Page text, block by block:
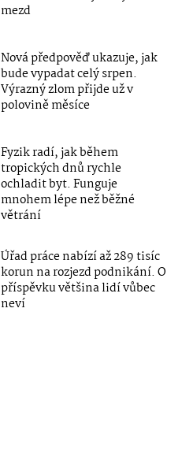
mezd
Nová předpověď ukazuje, jak
bude vypadat celý srpen.
Výrazný zlom přijde už v
polovině měsíce
Fyzik radí, jak během
tropických dnů rychle
ochladit byt. Funguje
mnohem lépe než běžné
větrání
Úřad práce nabízí až 289 tisíc
korun na rozjezd podnikání. O
příspěvku většina lidí vůbec
neví